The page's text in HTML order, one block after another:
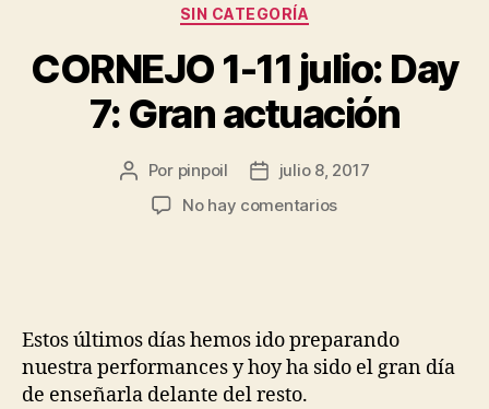
SIN CATEGORÍA
CORNEJO 1-11 julio: Day
7: Gran actuación
Por pinpoil
julio 8, 2017
No hay comentarios
Estos últimos días hemos ido preparando
nuestra performances y hoy ha sido el gran día
de enseñarla delante del resto.